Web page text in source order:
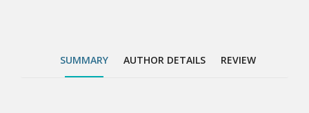
SUMMARY AUTHOR DETAILS REVIEW